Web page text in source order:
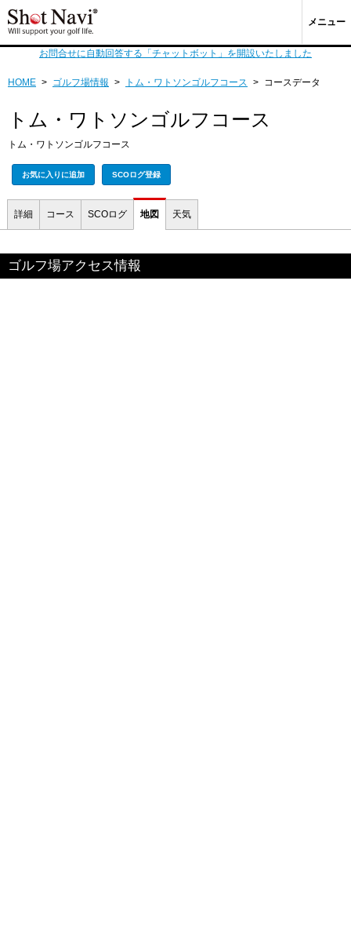
メニュー
お問合せに自動回答する「チャットボット」を開設いたしました
HOME > ゴルフ場情報 > トム・ワトソンゴルフコース > コースデータ
トム・ワトソンゴルフコース
トム・ワトソンゴルフコース
お気に入りに追加 SCOログ登録
詳細 コース SCOログ 地図 天気
ゴルフ場アクセス情報